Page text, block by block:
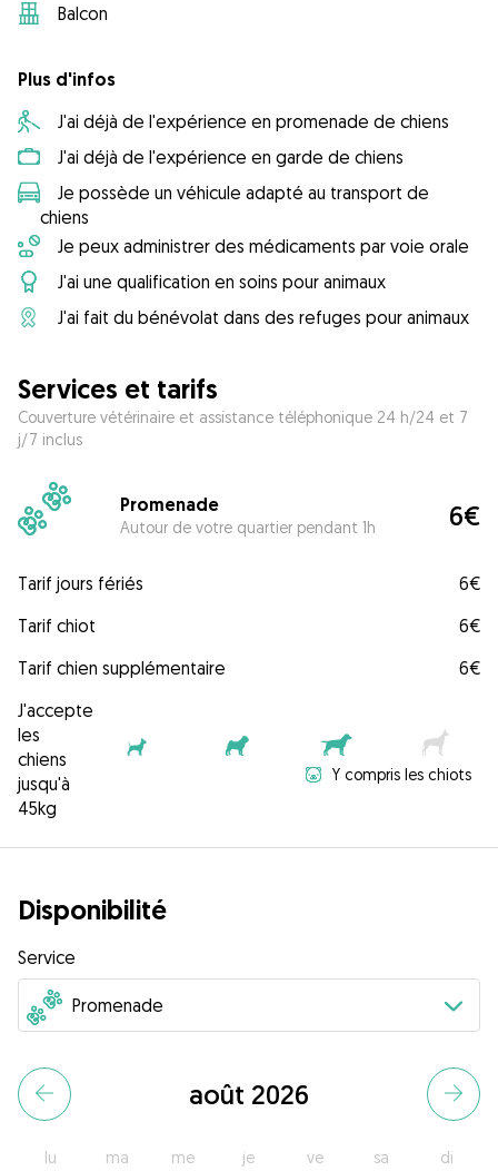
Balcon
Plus d'infos
J'ai déjà de l'expérience en promenade de chiens
J'ai déjà de l'expérience en garde de chiens
Je possède un véhicule adapté au transport de
chiens
Je peux administrer des médicaments par voie orale
J'ai une qualification en soins pour animaux
J'ai fait du bénévolat dans des refuges pour animaux
Services et tarifs
Couverture vétérinaire et assistance téléphonique 24 h/24 et 7
j/7 inclus
Promenade
Autour de votre quartier pendant 1h 6€
Tarif jours fériés
6€
Tarif chiot
6€
Tarif chien supplémentaire
6€
J'accepte
les
chiens
jusqu'à
45kg
Y compris les chiots
Disponibilité
Service
août 2026
lu ma me je ve sa di